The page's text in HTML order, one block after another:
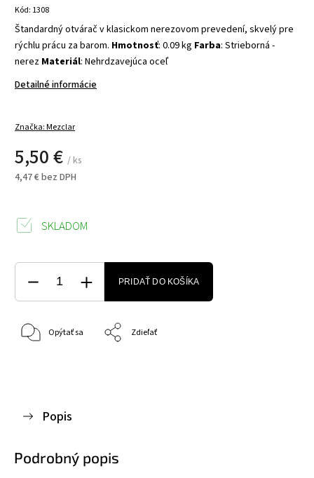
Kód: 1308
Štandardný otvárač v klasickom nerezovom prevedení, skvelý pre
rýchlu prácu za barom. Hmotnosť: 0.09 kg Farba: Strieborná -
nerez Materiál: Nehrdzavejúca oceľ
Detailné informácie
Značka:Mezclar
5,50 € / ks
4,47 € bez DPH
SKLADOM
PRIDAŤ DO KOŠÍKA
Opýtať sa Zdieľať
Popis
Podrobný popis